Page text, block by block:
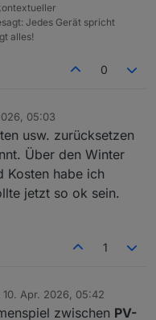
Jedes Gerät spricht
alles!
0
05:03
usw. zurücksetzen
Über den Winter
Kosten habe ich
jetzt so ok sein.
1
10. Apr. 2026, 05:42
von
zwischen PV-